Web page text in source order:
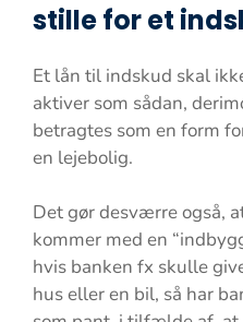
stille for et
Et lån til indskud skal
aktiver som sådan,
betragtes som en form
en lejebolig.
Det gør desværre også,
kommer med en
hvis banken fx skulle
hus eller en bil, så har